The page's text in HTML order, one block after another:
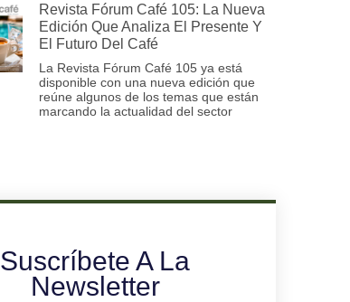
Revista Fórum Café 105: La Nueva
Edición Que Analiza El Presente Y
El Futuro Del Café
La Revista Fórum Café 105 ya está
disponible con una nueva edición que
reúne algunos de los temas que están
marcando la actualidad del sector
Suscríbete A La
Newsletter